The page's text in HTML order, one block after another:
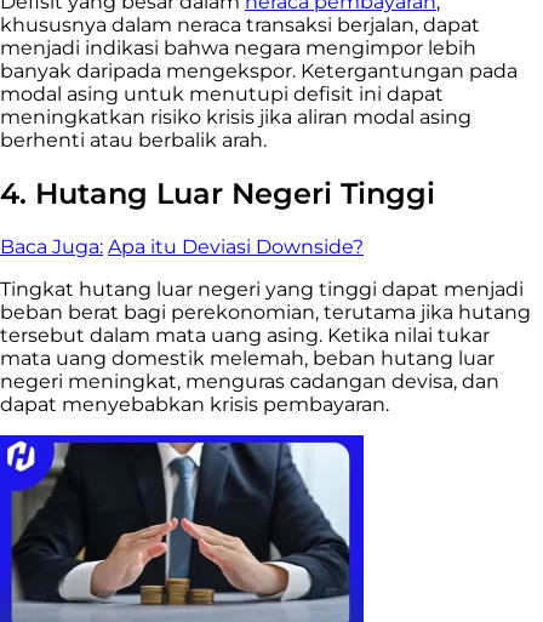
khususnya dalam neraca transaksi berjalan, dapat
menjadi indikasi bahwa negara mengimpor lebih
banyak daripada mengekspor. Ketergantungan pada
modal asing untuk menutupi defisit ini dapat
meningkatkan risiko krisis jika aliran modal asing
berhenti atau berbalik arah.
4. Hutang Luar Negeri Tinggi
Baca Juga: Apa itu Deviasi Downside?
Tingkat hutang luar negeri yang tinggi dapat menjadi
beban berat bagi perekonomian, terutama jika hutang
tersebut dalam mata uang asing. Ketika nilai tukar
mata uang domestik melemah, beban hutang luar
negeri meningkat, menguras cadangan devisa, dan
dapat menyebabkan krisis pembayaran.